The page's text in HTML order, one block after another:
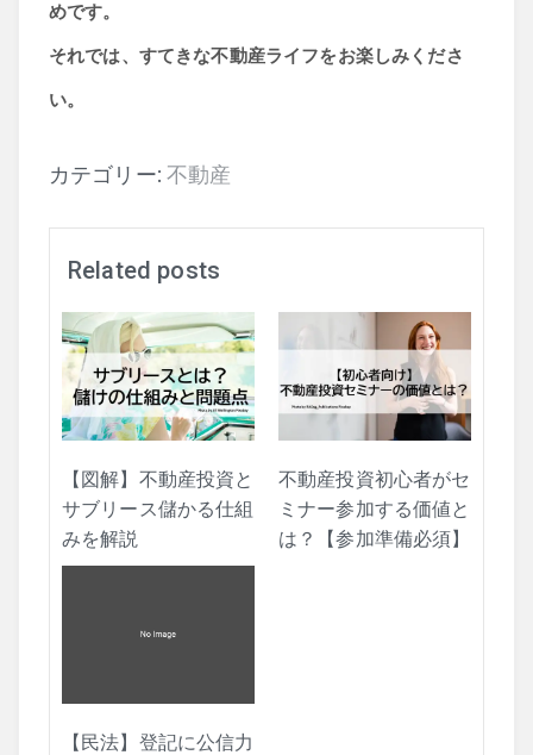
めです。
それでは、すてきな不動産ライフをお楽しみくださ
い。
カテゴリー:不動産
Related posts
【図解】不動産投資と
サブリース儲かる仕組
みを解説
不動産投資初心者がセ
ミナー参加する価値と
は？【参加準備必須】
【民法】登記に公信力